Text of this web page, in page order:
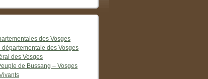
des Vosges
départementale des Vosges
des Vosges
de Bussang – Vosges